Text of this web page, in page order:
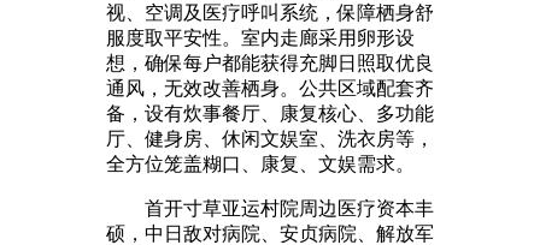
视、空调及医疗呼叫系统，保障栖身舒
服度取平安性。室内走廊采用卵形设
想，确保每户都能获得充脚日照取优良
通风，无效改善栖身。公共区域配套齐
备，设有炊事餐厅、康复核心、多功能
厅、健身房、休闲文娱室、洗衣房等，
全方位笼盖糊口、康复、文娱需求。
首开寸草亚运村院周边医疗资本丰
硕，中日敌对病院、安贞病院、解放军